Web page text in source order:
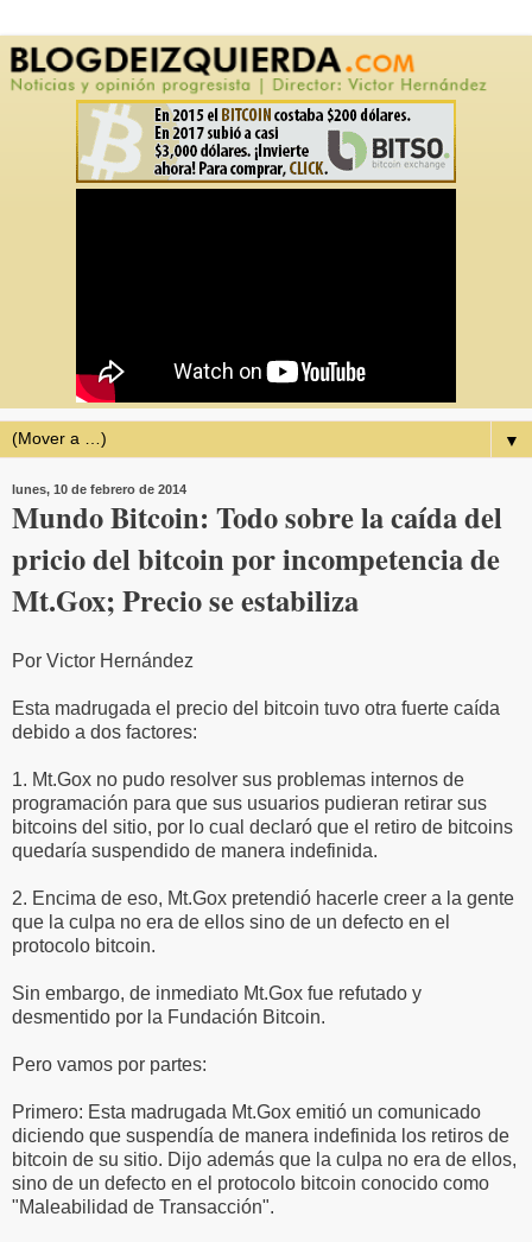
▼
lunes, 10 de febrero de 2014
Mundo Bitcoin: Todo sobre la caída del
pricio del bitcoin por incompetencia de
Mt.Gox; Precio se estabiliza
Por Victor Hernández
Esta madrugada el precio del bitcoin tuvo otra fuerte caída
debido a dos factores:
1. Mt.Gox no pudo resolver sus problemas internos de
programación para que sus usuarios pudieran retirar sus
bitcoins del sitio, por lo cual declaró que el retiro de bitcoins
quedaría suspendido de manera indefinida.
2. Encima de eso, Mt.Gox pretendió hacerle creer a la gente
que la culpa no era de ellos sino de un defecto en el
protocolo bitcoin.
Sin embargo, de inmediato Mt.Gox fue refutado y
desmentido por la Fundación Bitcoin.
Pero vamos por partes:
Primero: Esta madrugada Mt.Gox emitió un comunicado
diciendo que suspendía de manera indefinida los retiros de
bitcoin de su sitio. Dijo además que la culpa no era de ellos,
sino de un defecto en el protocolo bitcoin conocido como
"Maleabilidad de Transacción".